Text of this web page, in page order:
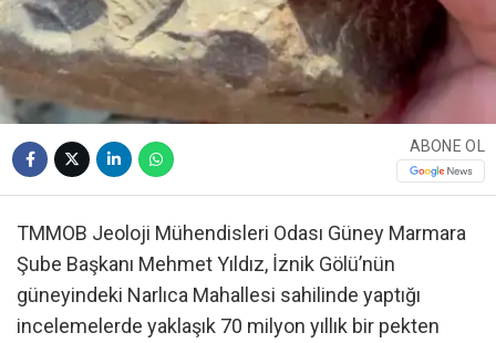
ABONE OL
TMMOB Jeoloji Mühendisleri Odası Güney Marmara
Şube Başkanı Mehmet Yıldız, İznik Gölü’nün
güneyindeki Narlıca Mahallesi sahilinde yaptığı
incelemelerde yaklaşık 70 milyon yıllık bir pekten